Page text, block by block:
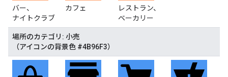
バー、
ナイトクラブ
カフェ
レストラン、
ベーカリー
場所のカテゴリ: 小売
（アイコンの背景色 #4B96F3）